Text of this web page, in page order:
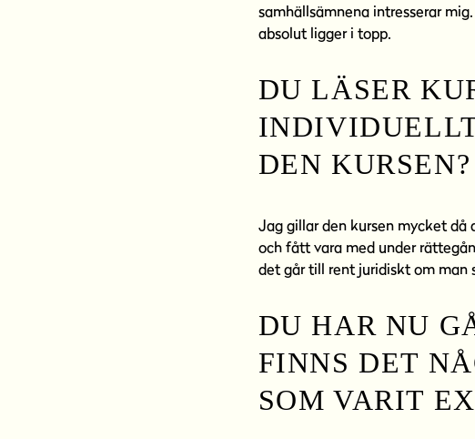
samhällsämnena intresserar
absolut ligger i topp.
DU LÄSER
DEN KURSEN?
Jag gillar den kursen mycket
och fått vara med under
det går till rent juridiskt om man
DU HAR NU
FINNS DET
SOM VARIT